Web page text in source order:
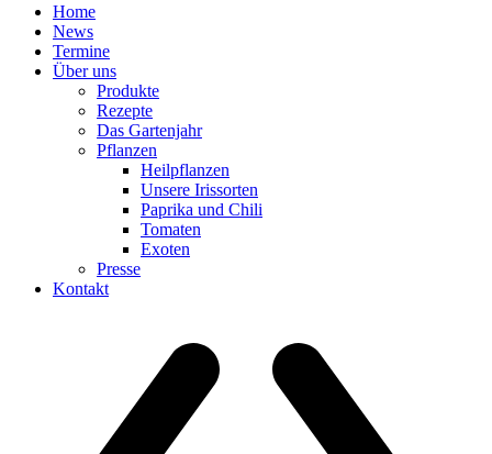
Home
News
Termine
Über uns
Produkte
Rezepte
Das Gartenjahr
Pflanzen
Heilpflanzen
Unsere Irissorten
Paprika und Chili
Tomaten
Exoten
Presse
Kontakt